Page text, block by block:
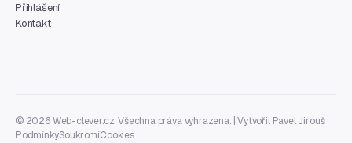
Přihlášení
Kontakt
© 2026 Web-clever.cz. Všechna práva vyhrazena. | Vytvořil Pavel Jirouš
PodmínkySoukromíCookies